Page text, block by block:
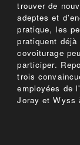
trouver de
adeptes et
pratique, les
pratiquent déjà
covoiturage
participer.
trois
employées de
Joray et Wyss